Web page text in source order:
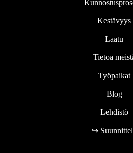
Kestävyys
Laatu
Tietoa
Työpaikat
Blog
Lehdistö
↪